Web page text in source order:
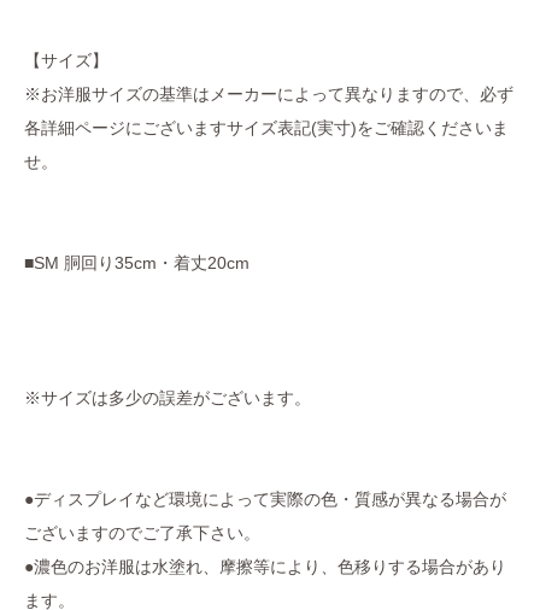
【サイズ】
※お洋服サイズの基準はメーカーによって異なりますので、必ず
各詳細ページにございますサイズ表記(実寸)をご確認くださいま
せ。
■SM 胴回り35cm・着丈20cm
※サイズは多少の誤差がございます。
●ディスプレイなど環境によって実際の色・質感が異なる場合が
ございますのでご了承下さい。
●濃色のお洋服は水塗れ、摩擦等により、色移りする場合があり
ます。